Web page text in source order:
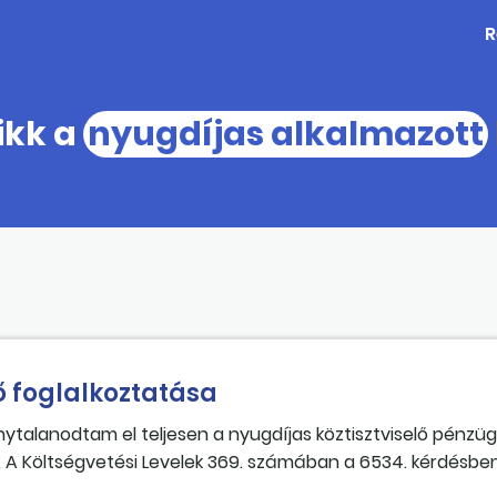
a nyugdíjas alkalmazott
foglalkoztatása
el teljesen a nyugdíjas köztisztviselő
Levelek 369. számában a 6534.
nem hoz az Ákr. hatálya alá tartozó közigazgatási